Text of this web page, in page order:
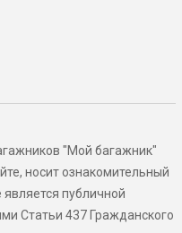
"Мой багажник"
носит ознакомительный
является публичной
Статьи 437 Гражданского